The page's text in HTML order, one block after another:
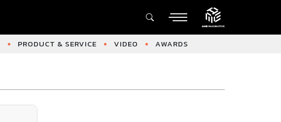
PRODUCT & SERVICE VIDEO AWARDS